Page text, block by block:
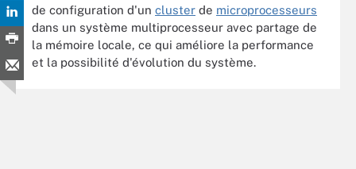
de configuration d'un cluster de microprocesseurs
dans un système multiprocesseur avec partage de
la mémoire locale, ce qui améliore la performance
et la possibilité d'évolution du système.